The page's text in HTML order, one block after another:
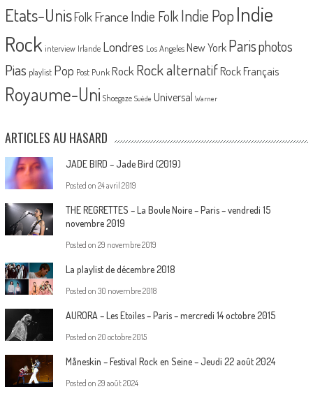
Etats-UnisFolk France Indie FolkIndie PopIndie
Rock interview Irlande Londres Los Angeles New York Parisphotos
Pias playlist Pop Post Punk Rock Rock alternatif Rock Français
Royaume-Uni Shoegaze Suède Universal Warner
ARTICLES AU HASARD
JADE BIRD – Jade Bird (2019)
Posted on 24 avril 2019
THE REGRETTES – La Boule Noire – Paris – vendredi 15
novembre 2019
Posted on 29 novembre 2019
La playlist de décembre 2018
Posted on 30 novembre 2018
AURORA – Les Etoiles – Paris – mercredi 14 octobre 2015
Posted on 20 octobre 2015
Måneskin – Festival Rock en Seine – Jeudi 22 août 2024
Posted on 29 août 2024